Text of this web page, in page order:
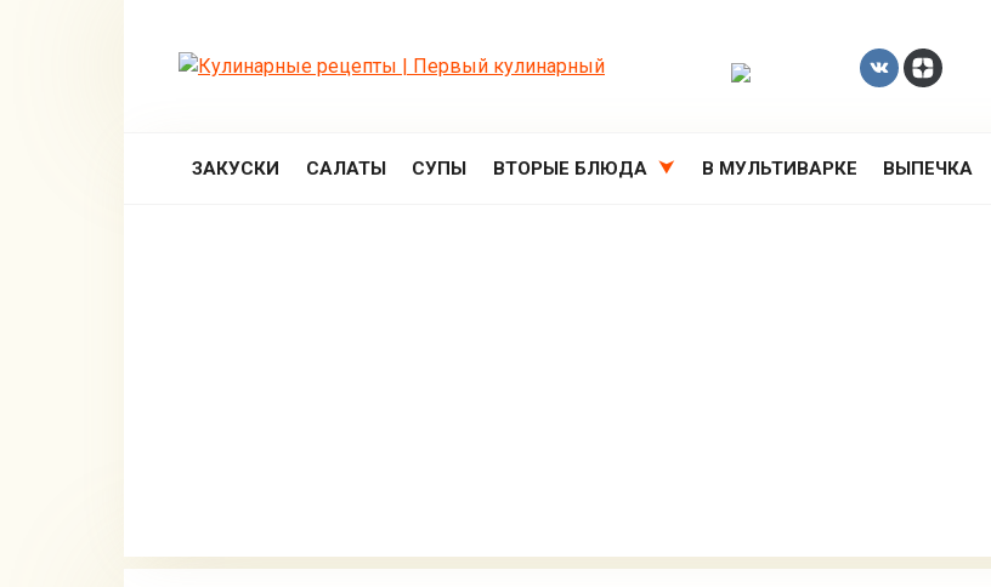
ЗАКУСКИ САЛАТЫ СУПЫ ВТОРЫЕ БЛЮДА В МУЛЬТИВАРКЕ ВЫПЕЧКА